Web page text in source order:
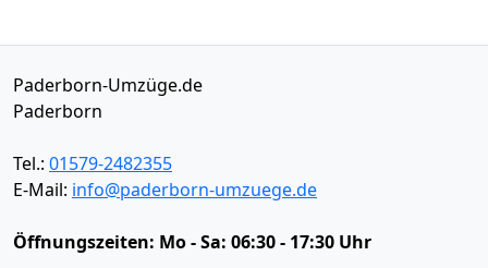
Paderborn-Umzüge.de
Paderborn
Tel.: 01579-2482355
E-Mail: info@paderborn-umzuege.de
Öffnungszeiten: Mo - Sa: 06:30 - 17:30 Uhr